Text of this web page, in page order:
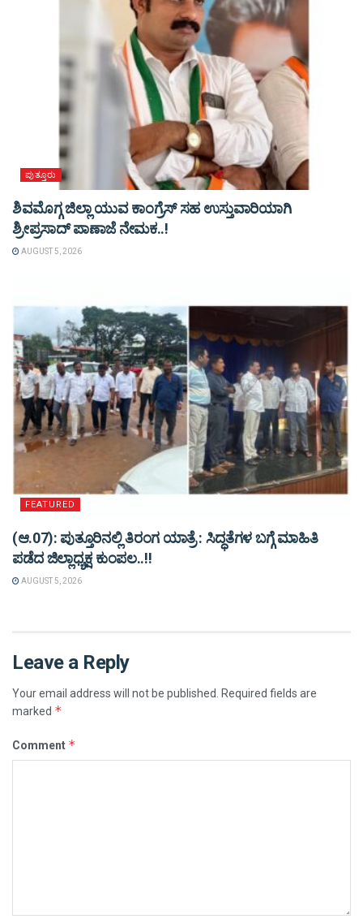
ಪುತ್ತೂರು
ಶಿವಮೊಗ್ಗ ಜಿಲ್ಲಾ ಯುವ ಕಾಂಗ್ರೆಸ್ ಸಹ ಉಸ್ತುವಾರಿಯಾಗಿ
ಶ್ರೀಪ್ರಸಾದ್ ಪಾಣಾಜೆ ನೇಮಕ..!
AUGUST 5, 2026
FEATURED
(ಆ.07): ಪುತ್ತೂರಿನಲ್ಲಿ ತಿರಂಗ ಯಾತ್ರೆ : ಸಿದ್ಧತೆಗಳ ಬಗ್ಗೆ ಮಾಹಿತಿ
ಪಡೆದ ಜಿಲ್ಲಾಧ್ಯಕ್ಷ ಕುಂಪಲ..!!
AUGUST 5, 2026
Leave a Reply
Your email address will not be published.
Required fields are
marked *
Comment *